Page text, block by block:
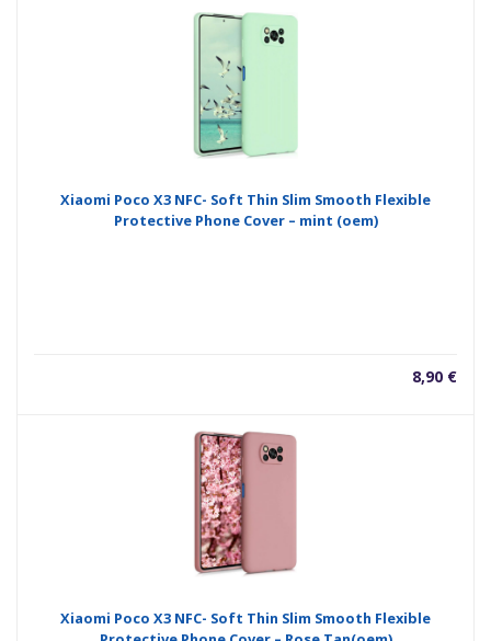
Xiaomi Poco X3 NFC- Soft Thin Slim Smooth Flexible
Protective Phone Cover – mint (oem)
8,90 €
Xiaomi Poco X3 NFC- Soft Thin Slim Smooth Flexible